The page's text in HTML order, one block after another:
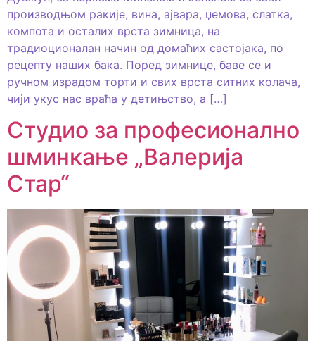
производњом ракије, вина, ајвара, џемова, слатка,
компота и осталих врста зимница, на
традиоционалан начин од домаћих састојака, по
рецепту наших бака. Поред зимнице, баве се и
ручном израдом торти и свих врста ситних колача,
чији укус нас враћа у детињство, а […]
Студио за професионално
шминкање „Валерија
Стар“